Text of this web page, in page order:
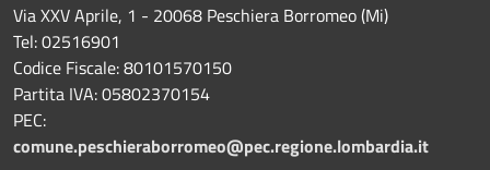
Via XXV Aprile, 1 - 20068 Peschiera Borromeo (Mi)
Tel: 02516901
Codice Fiscale: 80101570150
Partita IVA: 05802370154
PEC:
comune.peschieraborromeo@pec.regione.lombardia.it